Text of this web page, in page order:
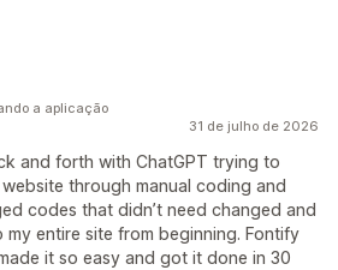
31 de julho de 2026
and forth with ChatGPT trying to
through manual coding and
codes that didn’t need changed and
entire site from beginning. Fontify
it so easy and got it done in 30
a aplicação